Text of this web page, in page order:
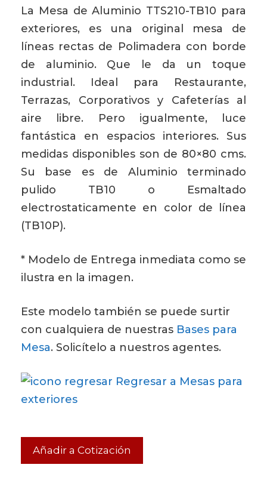
La Mesa de Aluminio TTS210-TB10 para
exteriores, es una original mesa de
líneas rectas de Polimadera con borde
de aluminio. Que le da un toque
industrial. Ideal para Restaurante,
Terrazas, Corporativos y Cafeterías al
aire libre. Pero igualmente, luce
fantástica en espacios interiores. Sus
medidas disponibles son de 80×80 cms.
Su base es de Aluminio terminado
pulido TB10 o Esmaltado
electrostaticamente en color de línea
(TB10P).
* Modelo de Entrega inmediata como se
ilustra en la imagen.
Este modelo también se puede surtir
con cualquiera de nuestras Bases para
Mesa. Solicítelo a nuestros agentes.
Regresar a Mesas para
exteriores
Añadir a Cotización